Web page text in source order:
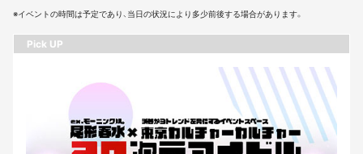
※イベントの時間は予定であり、当日の状況により多少前後する場合があります。
Pick UP